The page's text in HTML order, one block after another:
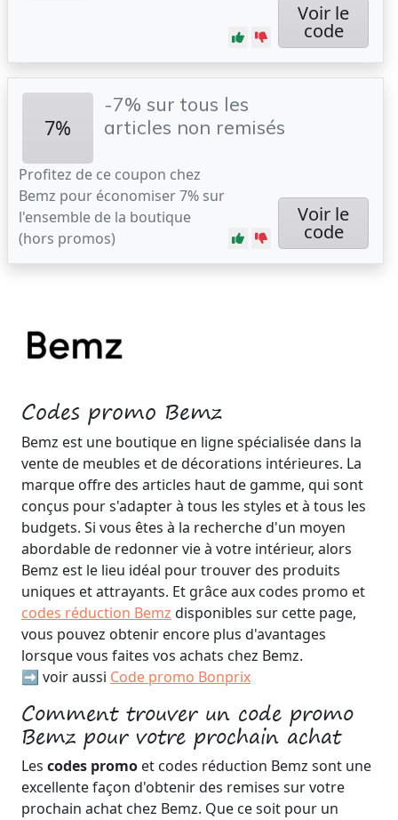
Codes promo Bemz
Bemz est une boutique en ligne spécialisée dans la
vente de meubles et de décorations intérieures. La
marque offre des articles haut de gamme, qui sont
conçus pour s'adapter à tous les styles et à tous les
budgets. Si vous êtes à la recherche d'un moyen
abordable de redonner vie à votre intérieur, alors
Bemz est le lieu idéal pour trouver des produits
uniques et attrayants. Et grâce aux codes promo et
codes réduction Bemz disponibles sur cette page,
vous pouvez obtenir encore plus d'avantages
lorsque vous faites vos achats chez Bemz.
➡️ voir aussi Code promo Bonprix
Comment trouver un code promo
Bemz pour votre prochain achat
Les codes promo et codes réduction Bemz sont une
excellente façon d'obtenir des remises sur votre
prochain achat chez Bemz. Que ce soit pour un
Voir le
code
7%
-7% sur tous les
articles non remisés
Profitez de ce coupon chez
Bemz pour économiser 7% sur
l'ensemble de la boutique
(hors promos)
Voir le
code